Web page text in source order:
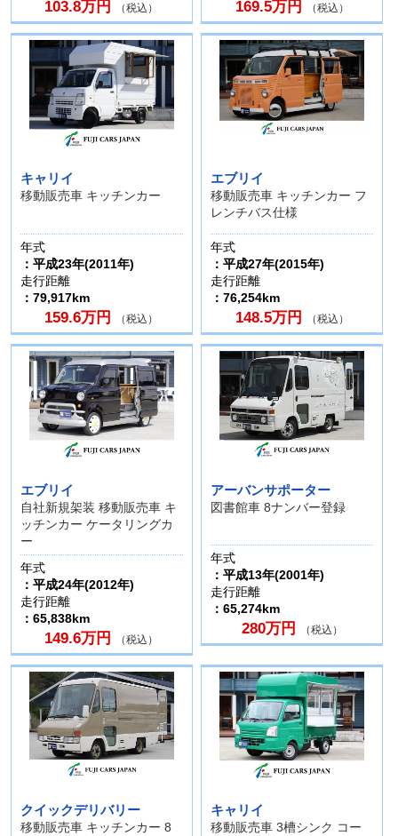
103.8万円 （税込） 169.5万円 （税込）
キャリイ
移動販売車 キッチンカー
年式
：平成23年(2011年)
走行距離
：79,917km
159.6万円 （税込）
エブリイ
移動販売車 キッチンカー フ
レンチバス仕様
年式
：平成27年(2015年)
走行距離
：76,254km
148.5万円 （税込）
エブリイ
自社新規架装 移動販売車 キ
ッチンカー ケータリングカ
ー
年式
：平成24年(2012年)
走行距離
：65,838km
149.6万円 （税込）
アーバンサポーター
図書館車 8ナンバー登録
年式
：平成13年(2001年)
走行距離
：65,274km
280万円 （税込）
クイックデリバリー
移動販売車 キッチンカー 8
キャリイ
移動販売車 3槽シンク コー